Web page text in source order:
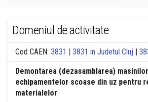
Domeniul de activitate
Cod CAEN: 3831 | 3831 in Judetul Cluj |
Demontarea (dezasamblarea)
echipamentelor scoase din uz pentru
materialelor